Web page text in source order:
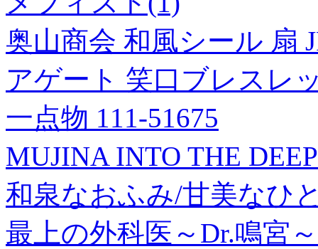
奥山商会 和風シール 扇
アゲート 笑口ブレスレ
一点物 111-51675
MUJINA INTO THE
和泉なおふみ/甘美なひ
最上の外科医～Dr.鳴宮